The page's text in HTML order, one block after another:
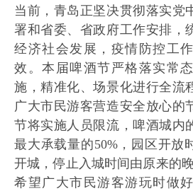
当前，青岛正坚决贯彻落实党
署和省委、省政府工作安排，
经济社会发展，疫情防控工
效。本届啤酒节严格落实常
施，精准化、场景化进行全流
广大市民游客营造安全放心的
节将实施人员限流，啤酒城内
最大承载量的50%，园区开放
开城，停止入城时间由原来的
希望广大市民游客游玩时做